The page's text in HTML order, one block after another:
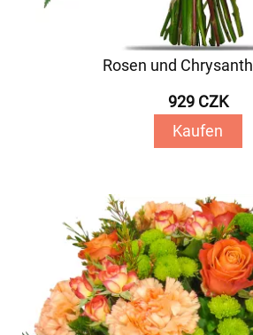
Rosen und
929 CZK
Kaufen